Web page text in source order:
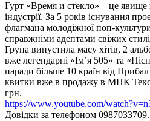
Гурт «Время и стекло» – це явище
індустрії. За 5 років існування
флагмана молодіжної поп-
справжніми адептами свіжих
Група випустила масу хітів, 2
вже легендарні «Ім’я 505» та
паради більше 10 країн від
квитки вже в продажу в МПК
грн.
https://www.youtube.com/
Довідки за телефоном